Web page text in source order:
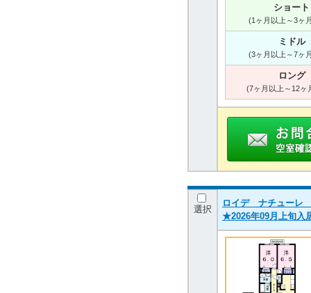
ショート
(1ヶ月以上～3ヶ
ミドル
(3ヶ月以上～7ヶ
ロング
(7ヶ月以上～12ヶ
選択
ロイデ ナチューレ
★2026年09月上旬入